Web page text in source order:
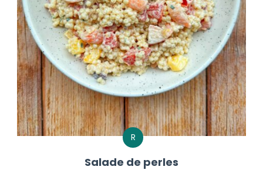
R
Salade de perles